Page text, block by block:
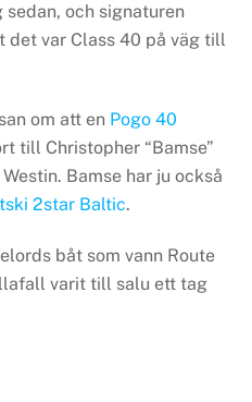
och signaturen
det var Class 40 på väg till
om att en Pogo 40
till Christopher “Bamse”
Bamse har ju också
2star Baltic.
båt som vann Route
varit till salu ett tag